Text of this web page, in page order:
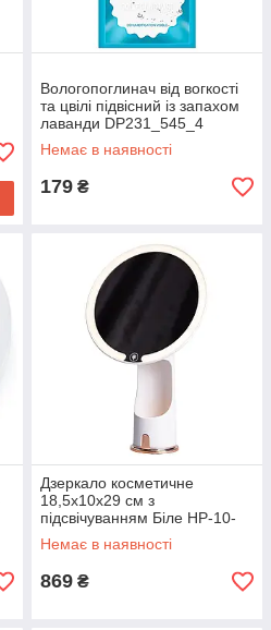
Вологопоглинач від вогкості
та цвілі підвісний із запахом
лаванди DP231_545_4
Немає в наявності
179 ₴
Дзеркало косметичне
18,5х10х29 см з
підсвічуванням Біле HP-10-
1AW
Немає в наявності
869 ₴